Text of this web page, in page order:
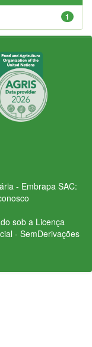
1
- Embrapa SAC:
sob a Licença
- SemDerivações